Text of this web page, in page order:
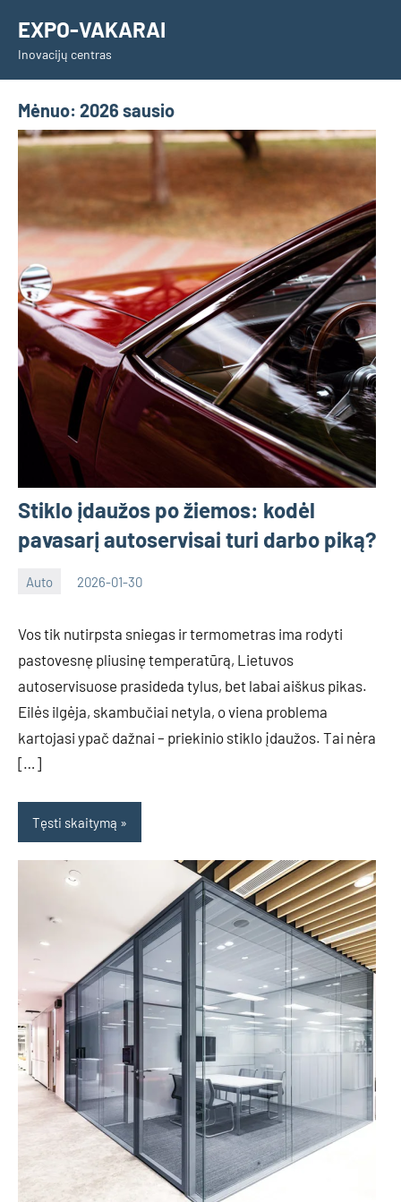
content
EXPO-VAKARAI
Inovacijų centras
Mėnuo: 2026 sausio
Stiklo įdaužos po žiemos: kodėl
pavasarį autoservisai turi darbo piką?
Auto 2026-01-30
Vos tik nutirpsta sniegas ir termometras ima rodyti
pastovesnę pliusinę temperatūrą, Lietuvos
autoservisuose prasideda tylus, bet labai aiškus pikas.
Eilės ilgėja, skambučiai netyla, o viena problema
kartojasi ypač dažnai – priekinio stiklo įdaužos. Tai nėra
[…]
Tęsti skaitymą